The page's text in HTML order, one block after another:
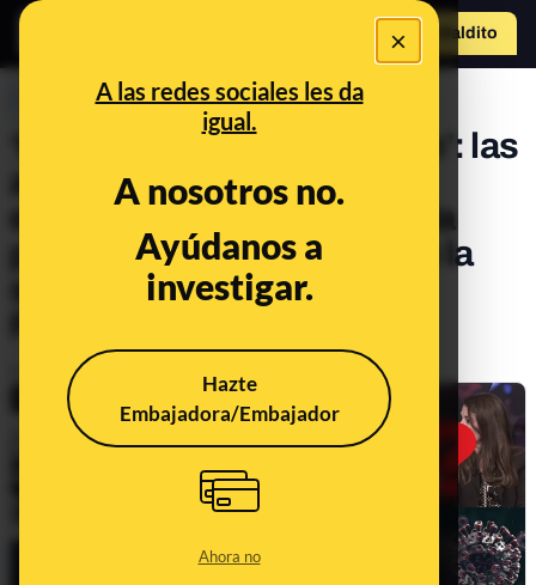
×
A las redes sociales les da
igual.
A nosotros no.
Ayúdanos a
investigar.
Hazte
Embajadora/Embajador
Ahora no
Hazte Maldito
PREBUNKING
‘Plandemic: Indoctornation’: las
afirmaciones falsas y sin
evidencia científica sobre la
pandemia de COVID-19 de la
segunda parte del vídeo
Publicado el